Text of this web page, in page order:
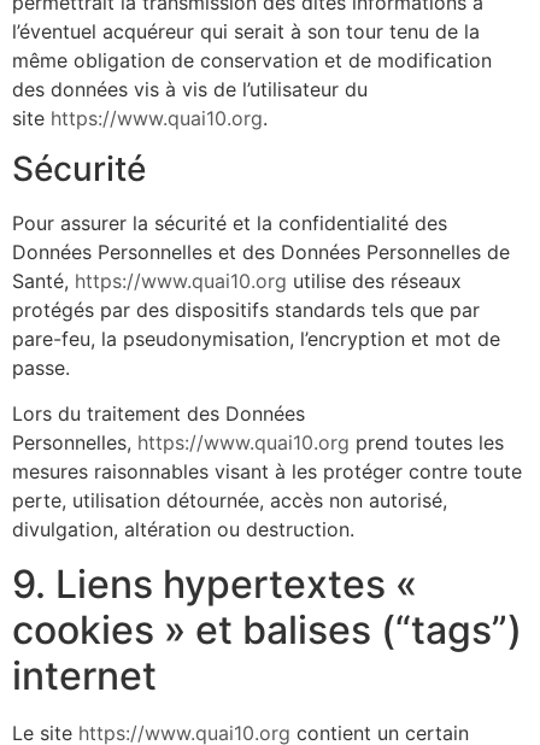
l’éventuel acquéreur qui serait à son tour tenu de la
même obligation de conservation et de modification
des données vis à vis de l’utilisateur du
site https://www.quai10.org.
Sécurité
Pour assurer la sécurité et la confidentialité des
Données Personnelles et des Données Personnelles de
Santé, https://www.quai10.org utilise des réseaux
protégés par des dispositifs standards tels que par
pare-feu, la pseudonymisation, l’encryption et mot de
passe.
Lors du traitement des Données
Personnelles, https://www.quai10.org prend toutes les
mesures raisonnables visant à les protéger contre toute
perte, utilisation détournée, accès non autorisé,
divulgation, altération ou destruction.
9. Liens hypertextes «
cookies » et balises (“tags”)
internet
Le site https://www.quai10.org contient un certain